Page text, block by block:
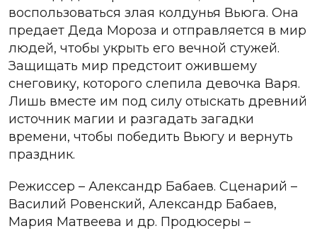
воспользоваться злая колдунья Вьюга. Она
предает Деда Мороза и отправляется в мир
людей, чтобы укрыть его вечной стужей.
Защищать мир предстоит ожившему
снеговику, которого слепила девочка Варя.
Лишь вместе им под силу отыскать древний
источник магии и разгадать загадки
времени, чтобы победить Вьюгу и вернуть
праздник.
Режиссер – Александр Бабаев. Сценарий –
Василий Ровенский, Александр Бабаев,
Мария Матвеева и др. Продюсеры –